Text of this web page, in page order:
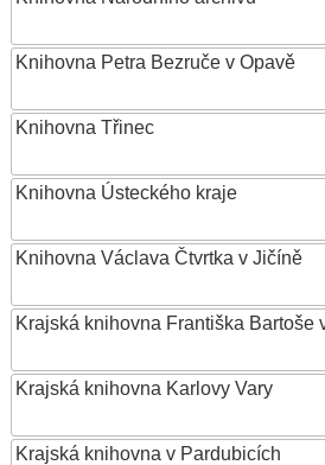
Knihovna Petra Bezruče v Opavě
Knihovna Třinec
Knihovna Ústeckého kraje
Knihovna Václava Čtvrtka v Jičíně
Krajská knihovna Františka Bartoše
Krajská knihovna Karlovy Vary
Krajská knihovna v Pardubicích